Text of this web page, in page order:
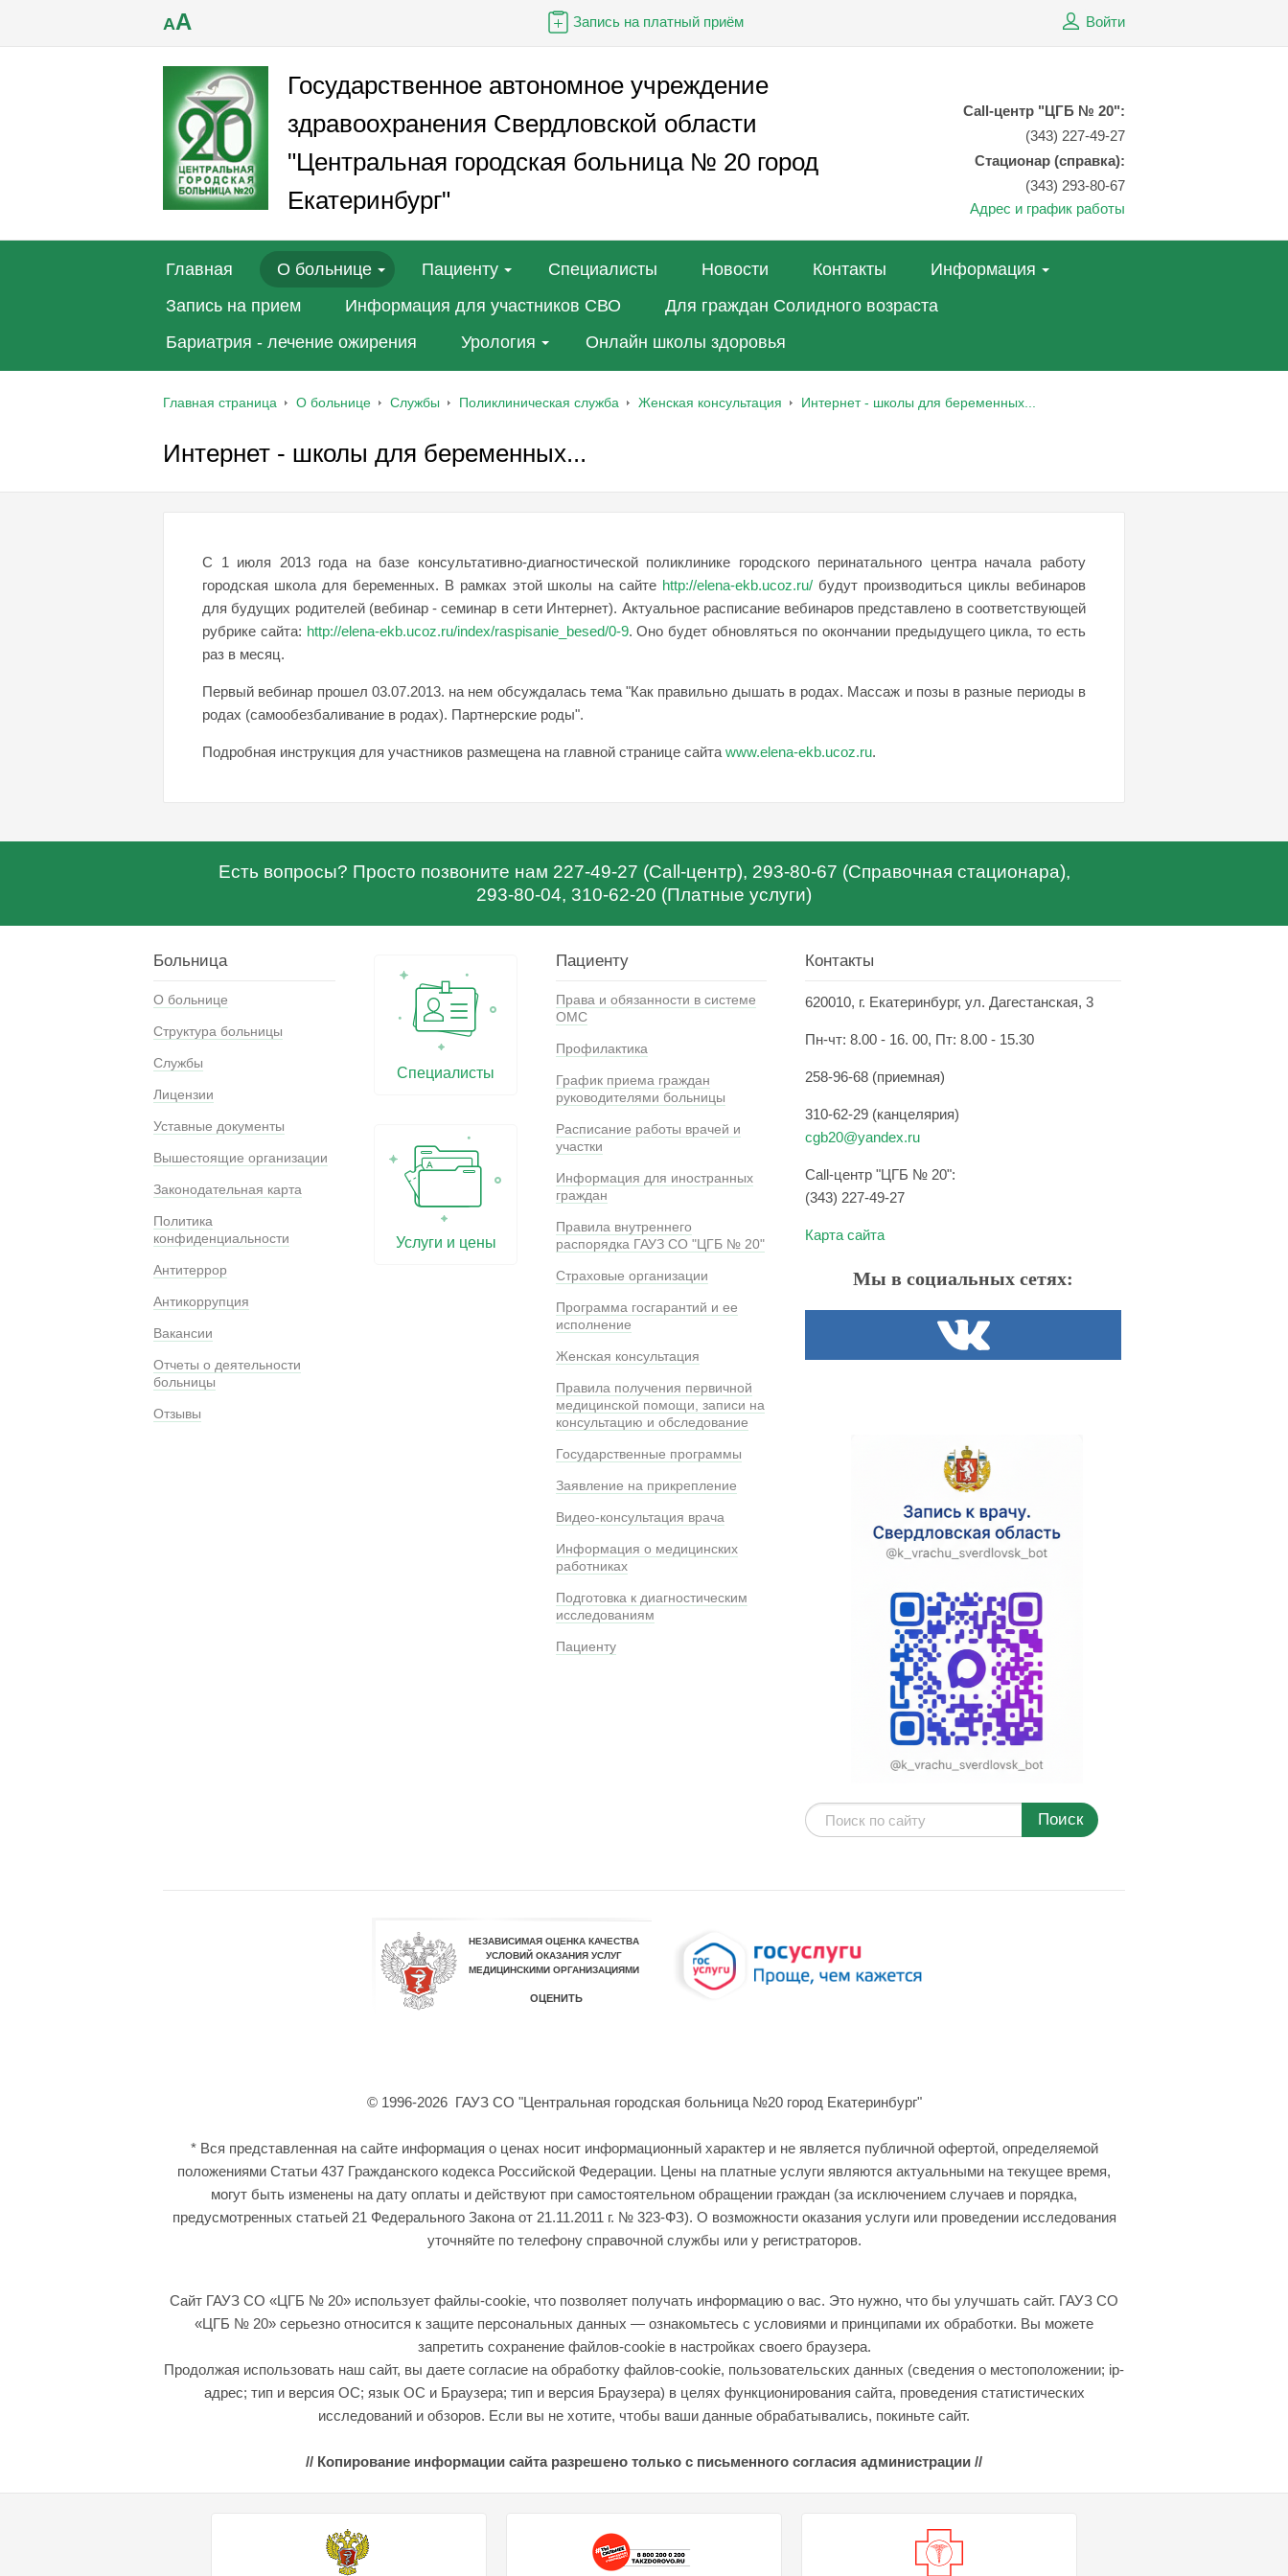
AA Запись на платный приём Войти
Государственное автономное учреждение
здравоохранения Свердловской области
"Центральная городская больница № 20 город
Екатеринбург"
Call-центр "ЦГБ № 20":
(343) 227-49-27
Стационар (справка):
(343) 293-80-67
Адрес и график работы
Главная О больнице Пациенту Специалисты Новости Контакты
Информация
Запись на прием
Информация для участников СВО
Для граждан Солидного возраста
Бариатрия - лечение ожирения
Урология Онлайн школы здоровья
Главная страница О больнице Службы Поликлиническая служба Женская консультация Интернет - школы для беременных...
Интернет - школы для беременных...
С 1 июля 2013 года на базе консультативно-диагностической поликлинике городского перинатального центра начала работу
городская школа для беременных. В рамках этой школы на сайте http://elena-ekb.ucoz.ru/ будут производиться циклы вебинаров
для будущих родителей (вебинар - семинар в сети Интернет). Актуальное расписание вебинаров представлено в соответствующей
рубрике сайта: http://elena-ekb.ucoz.ru/index/raspisanie_besed/0-9. Оно будет обновляться по окончании предыдущего цикла, то есть
раз в месяц.
Первый вебинар прошел 03.07.2013. на нем обсуждалась тема "Как правильно дышать в родах. Массаж и позы в разные периоды в
родах (самообезбаливание в родах). Партнерские роды".
Подробная инструкция для участников размещена на главной странице сайта www.elena-ekb.ucoz.ru.
Есть вопросы? Просто позвоните нам 227-49-27 (Call-центр), 293-80-67 (Справочная стационара),
293-80-04, 310-62-20 (Платные услуги)
Больница
О больнице
Структура больницы
Службы
Лицензии
Уставные документы
Вышестоящие организации
Законодательная карта
Политика
конфиденциальности
Антитеррор
Антикоррупция
Вакансии
Отчеты о деятельности
больницы
Отзывы
Специалисты
Услуги и цены
Пациенту
Права и обязанности в системе
ОМС
Профилактика
График приема граждан
руководителями больницы
Расписание работы врачей и
участки
Информация для иностранных
граждан
Правила внутреннего
распорядка ГАУЗ СО "ЦГБ № 20"
Страховые организации
Программа госгарантий и ее
исполнение
Женская консультация
Правила получения первичной
медицинской помощи, записи на
консультацию и обследование
Государственные программы
Заявление на прикрепление
Видео-консультация врача
Информация о медицинских
работниках
Подготовка к диагностическим
исследованиям
Пациенту
Контакты
620010, г. Екатеринбург, ул. Дагестанская, 3
Пн-чт: 8.00 - 16. 00, Пт: 8.00 - 15.30
258-96-68 (приемная)
310-62-29 (канцелярия)
cgb20@yandex.ru
Call-центр "ЦГБ № 20":
(343) 227-49-27
Карта сайта
Мы в социальных сетях:
Поиск
© 1996-2026 ГАУЗ СО "Центральная городская больница №20 город Екатеринбург"
* Вся представленная на сайте информация о ценах носит информационный характер и не является публичной офертой, определяемой
положениями Статьи 437 Гражданского кодекса Российской Федерации. Цены на платные услуги являются актуальными на текущее время,
могут быть изменены на дату оплаты и действуют при самостоятельном обращении граждан (за исключением случаев и порядка,
предусмотренных статьей 21 Федерального Закона от 21.11.2011 г. № 323-ФЗ). О возможности оказания услуги или проведении исследования
уточняйте по телефону справочной службы или у регистраторов.
Сайт ГАУЗ СО «ЦГБ № 20» использует файлы-cookie, что позволяет получать информацию о вас. Это нужно, что бы улучшать сайт. ГАУЗ СО
«ЦГБ № 20» серьезно относится к защите персональных данных — ознакомьтесь с условиями и принципами их обработки. Вы можете
запретить сохранение файлов-cookie в настройках своего браузера.
Продолжая использовать наш сайт, вы даете согласие на обработку файлов-cookie, пользовательских данных (сведения о местоположении; ip-
адрес; тип и версия ОС; язык ОС и Браузера; тип и версия Браузера) в целях функционирования сайта, проведения статистических
исследований и обзоров. Если вы не хотите, чтобы ваши данные обрабатывались, покиньте сайт.
// Копирование информации сайта разрешено только с письменного согласия администрации //